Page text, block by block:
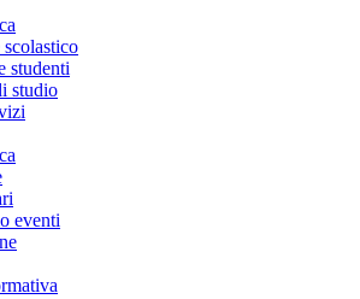
scolastico
studenti
studio
eventi